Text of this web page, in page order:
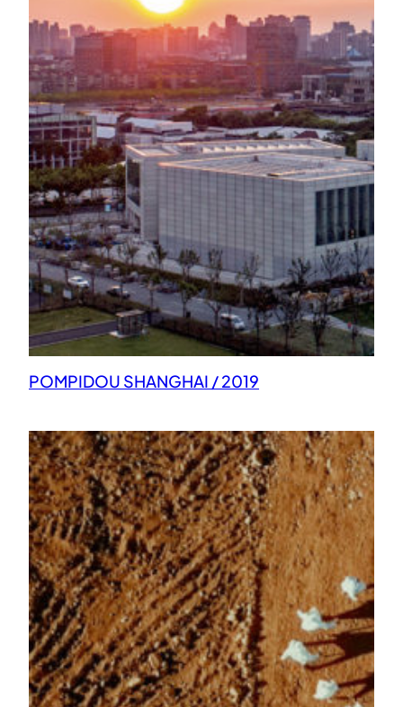
POMPIDOU SHANGHAI / 2019